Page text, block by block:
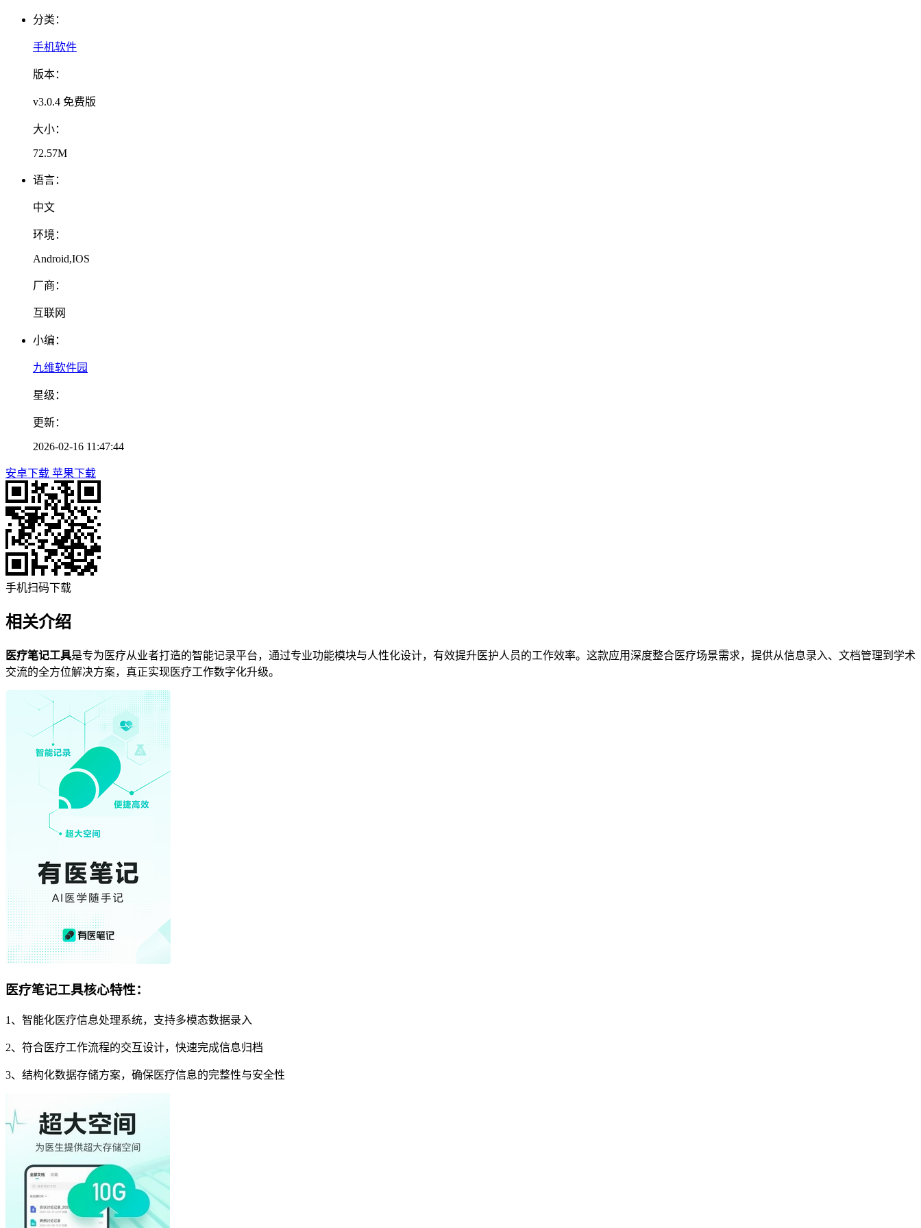
分类：
手机软件
版本：
v3.0.4 免费版
大小：
72.57M
语言：
中文
环境：
Android,IOS
厂商：
互联网
小编：
九维软件园
星级：
更新：
2026-02-16 11:47:44
安卓下载 苹果下载
手机扫码下载
相关介绍
医疗笔记工具是专为医疗从业者打造的智能记录平台，通过专业功能模块与人性化设计，有效提升医护人员的工作效率。这款应用深度整合医疗场景需求，提供从信息录入、文档管理到学术
交流的全方位解决方案，真正实现医疗工作数字化升级。
医疗笔记工具核心特性：
1、智能化医疗信息处理系统，支持多模态数据录入
2、符合医疗工作流程的交互设计，快速完成信息归档
3、结构化数据存储方案，确保医疗信息的完整性与安全性